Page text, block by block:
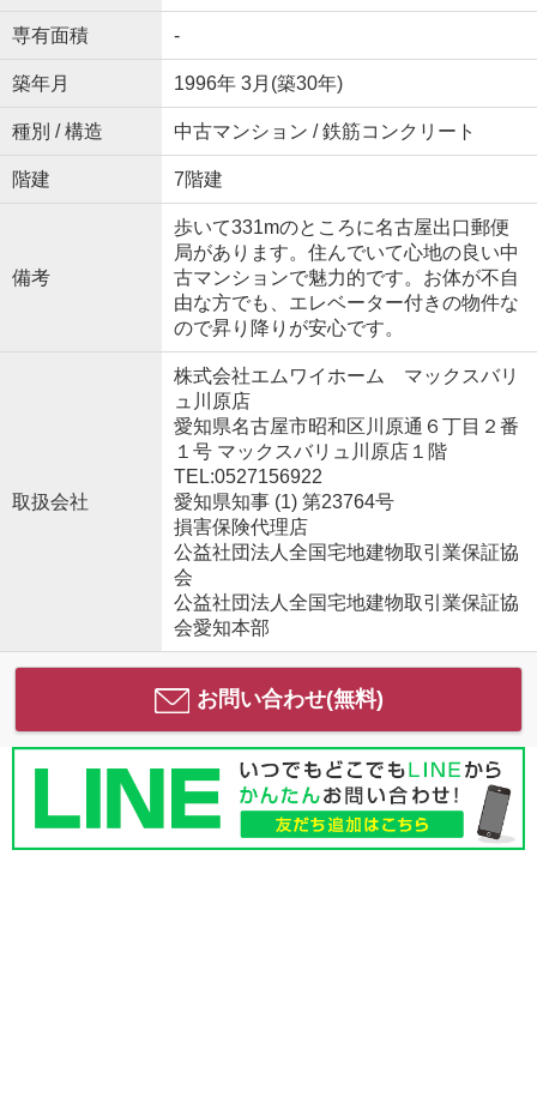
専有面積 -
築年月 1996年 3月(築30年)
種別 / 構造 中古マンション / 鉄筋コンクリート
階建 7階建
備考
歩いて331mのところに名古屋出口郵便
局があります。住んでいて心地の良い中
古マンションで魅力的です。お体が不自
由な方でも、エレベーター付きの物件な
ので昇り降りが安心です。
取扱会社
株式会社エムワイホーム マックスバリ
ュ川原店
愛知県名古屋市昭和区川原通６丁目２番
１号 マックスバリュ川原店１階
TEL:0527156922
愛知県知事 (1) 第23764号
損害保険代理店
公益社団法人全国宅地建物取引業保証協
会
公益社団法人全国宅地建物取引業保証協
会愛知本部
お問い合わせ(無料)